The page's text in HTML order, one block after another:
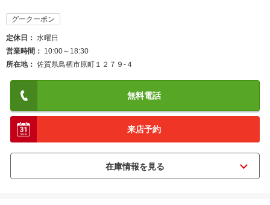
グークーポン
定休日
水曜日
営業時間
10:00～18:30
所在地
佐賀県鳥栖市原町１２７９‐４
無料電話
来店予約